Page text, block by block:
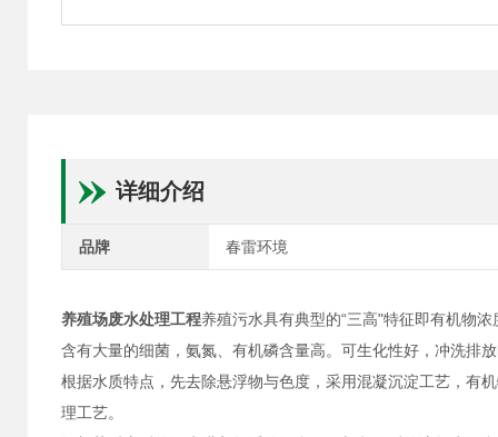
详细介绍
品牌 春雷环境
养殖场废水处理工程养殖污水具有典型的“三高"特征即有机物
含有大量的细菌，氨氮、有机磷含量高。可生化性好，冲洗排
根据水质特点，先去除悬浮物与色度，采用混凝沉淀工艺，有
理工艺。